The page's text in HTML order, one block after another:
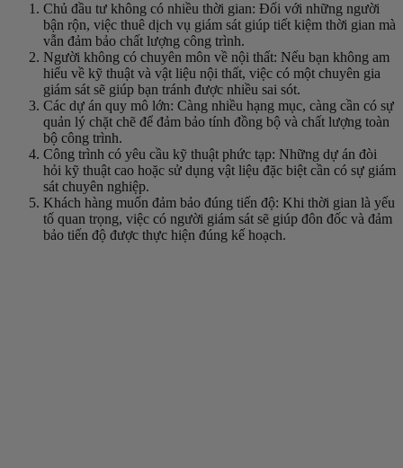
Chủ đầu tư không có nhiều thời gian: Đối với những người
bận rộn, việc thuê dịch vụ giám sát giúp tiết kiệm thời gian mà
vẫn đảm bảo chất lượng công trình.
Người không có chuyên môn về nội thất: Nếu bạn không am
hiểu về kỹ thuật và vật liệu nội thất, việc có một chuyên gia
giám sát sẽ giúp bạn tránh được nhiều sai sót.
Các dự án quy mô lớn: Càng nhiều hạng mục, càng cần có sự
quản lý chặt chẽ để đảm bảo tính đồng bộ và chất lượng toàn
bộ công trình.
Công trình có yêu cầu kỹ thuật phức tạp: Những dự án đòi
hỏi kỹ thuật cao hoặc sử dụng vật liệu đặc biệt cần có sự giám
sát chuyên nghiệp.
Khách hàng muốn đảm bảo đúng tiến độ: Khi thời gian là yếu
tố quan trọng, việc có người giám sát sẽ giúp đôn đốc và đảm
bảo tiến độ được thực hiện đúng kế hoạch.